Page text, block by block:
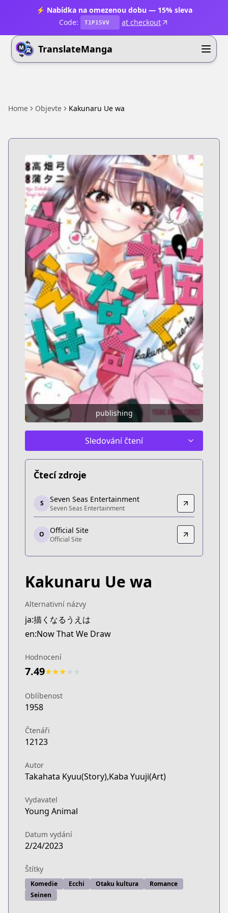
⚡ Nabídka na omezenou dobu — 15% sleva
Code:
T1P15VV at checkout
TranslateManga
Home Objevte Kakunaru Ue wa
publishing
Sledování čtení
Čtecí zdroje
Seven Seas Entertainment
Seven Seas Entertainment
https://sevenseasentertainment.com/series/
Official Site
Official Site
https://younganimal.com/series/423d7471396e9
S Seven Seas Entertainment
Seven Seas Entertainment
O Official Site
Official Site
Kakunaru Ue wa
Alternativní názvy
ja:描くなるうえは
en:Now That We Draw
Hodnocení
7.49★★★
Oblíbenost
1958
Čtenáři
12123
Autor
Takahata Kyuu(Story),Kaba Yuuji(Art)
Vydavatel
Young Animal
Datum vydání
2/24/2023
Štítky
Komedie Ecchi Otaku kultura
Romance
Seinen